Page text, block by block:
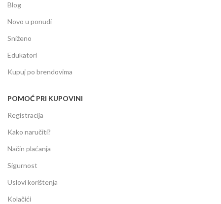
Blog
Novo u ponudi
Sniženo
Edukatori
Kupuj po brendovima
POMOĆ PRI KUPOVINI
Registracija
Kako naručiti?
Način plaćanja
Sigurnost
Uslovi korištenja
Kolačići